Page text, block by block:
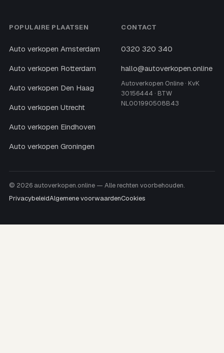
POPULAIRE PLAATSEN
Auto verkopen Amsterdam
Auto verkopen Rotterdam
Auto verkopen Den Haag
Auto verkopen Utrecht
Auto verkopen Eindhoven
Auto verkopen Groningen
CONTACT
0320 320 340
hallo@autoverkopen.online
Autoverkopen Online · KvK
30156444 · BTW
NL001990508B43
© 2026 autoverkopen.online — Alle rechten voorbehouden.
PrivacybeleidAlgemene voorwaardenCookies